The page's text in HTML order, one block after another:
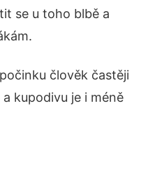
se u toho blbě a
člověk častěji
kupodivu je i méně